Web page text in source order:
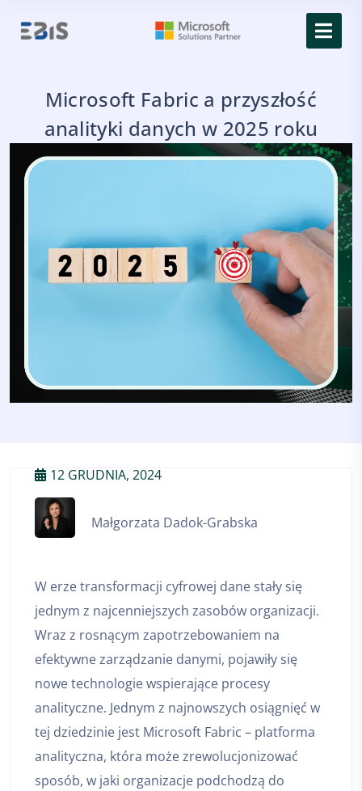
Microsoft Fabric a przyszłość
analityki danych w 2025 roku
12 GRUDNIA, 2024
Małgorzata Dadok-Grabska
W erze transformacji cyfrowej dane stały się
jednym z najcenniejszych zasobów organizacji.
Wraz z rosnącym zapotrzebowaniem na
efektywne zarządzanie danymi, pojawiły się
nowe technologie wspierające procesy
analityczne. Jednym z najnowszych osiągnięć w
tej dziedzinie jest Microsoft Fabric – platforma
analityczna, która może zrewolucjonizować
sposób, w jaki organizacje podchodzą do